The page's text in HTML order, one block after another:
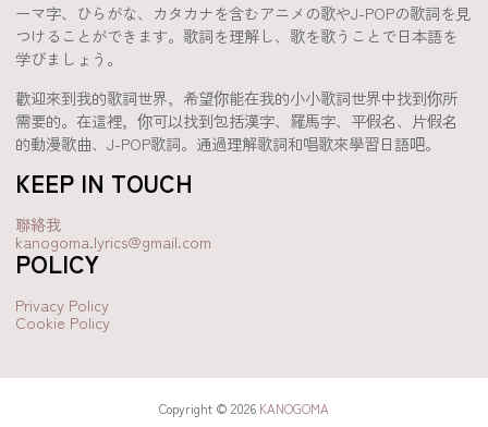
ーマ字、ひらがな、カタカナを含むアニメの歌やJ-POPの歌詞を見
つけることができます。歌詞を理解し、歌を歌うことで日本語を
学びましょう。
歡迎來到我的歌詞世界，希望你能在我的小小歌詞世界中找到你所
需要的。在這裡，你可以找到包括漢字、羅馬字、平假名、片假名
的動漫歌曲、J-POP歌詞。通過理解歌詞和唱歌來學習日語吧。
KEEP IN TOUCH
聯絡我
kanogoma.lyrics@gmail.com
POLICY
Privacy Policy
Cookie Policy
Copyright © 2026 KANOGOMA